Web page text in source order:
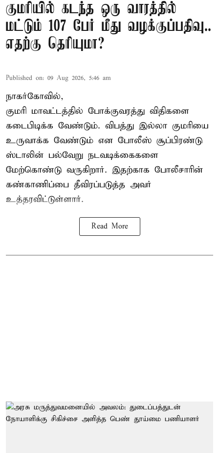
குமரியில் கடந்த ஒரு வாரத்தில்
மட்டும் 107 பேர் மீது வழக்குப்பதிவு..
எதற்கு தெரியுமா?
Published on: 09 Aug 2026, 5:46 am
நாகர்கோவில்,
குமரி மாவட்டத்தில் போக்குவரத்து விதிகளை
கடைபிடிக்க வேண்டும். விபத்து இல்லா குமரியை
உருவாக்க வேண்டும் என போலீஸ் சூப்பிரண்டு
ஸ்டாலின் பல்வேறு நடவடிக்கைகளை
மேற்கொண்டு வருகிறார். இதற்காக போலீசாரின்
கண்காணிப்பை தீவிரப்படுத்த அவர்
உத்தரவிட்டுள்ளார்.
Read More